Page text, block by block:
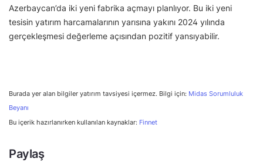
Azerbaycan’da iki yeni fabrika açmayı planlıyor. Bu iki yeni
tesisin yatırım harcamalarının yarısına yakını 2024 yılında
gerçekleşmesi değerleme açısından pozitif yansıyabilir.
Burada yer alan bilgiler yatırım tavsiyesi içermez. Bilgi için: Midas Sorumluluk
Beyanı
Bu içerik hazırlanırken kullanılan kaynaklar: Finnet
Paylaş